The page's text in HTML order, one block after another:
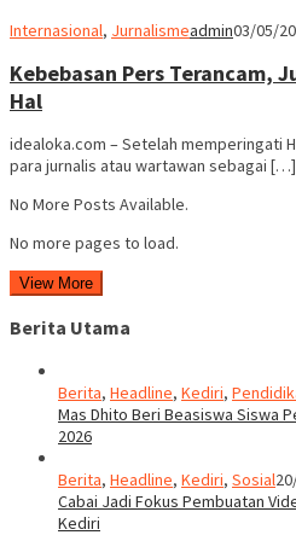
Internasional, Jurnalismeadmin03/05/
Kebebasan Pers Terancam,
Hal
idealoka.com – Setelah memperingati
para jurnalis atau wartawan sebagai […]
No More Posts Available.
No more pages to load.
View More
Berita Utama
Berita, Headline, Kediri,
Mas Dhito Beri Beasiswa Siswa
2026
Berita, Headline, Kediri, Sosial
Cabai Jadi Fokus Pembuatan
Kediri